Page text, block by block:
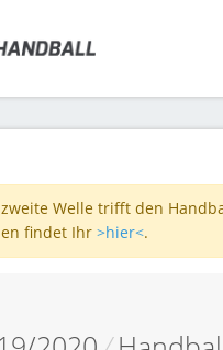
Welle trifft den
findet Ihr >hier<.